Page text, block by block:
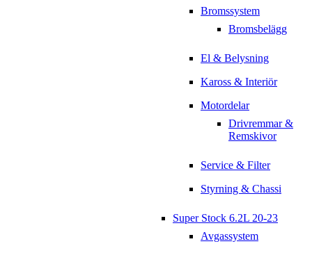
Bromssystem
Bromsbelägg
El & Belysning
Kaross & Interiör
Motordelar
Drivremmar &
Remskivor
Service & Filter
Styrning & Chassi
Super Stock 6.2L 20-23
Avgassystem